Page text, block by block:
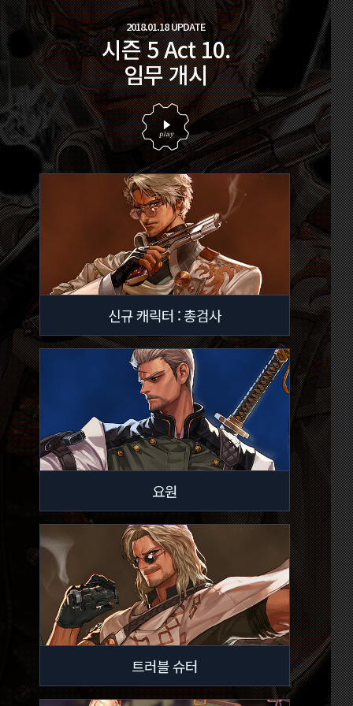
2018.01.18 UPDATE
시즌 5 Act 10.
임무 개시
신규 캐릭터 : 총검사
요원
트러블 슈터